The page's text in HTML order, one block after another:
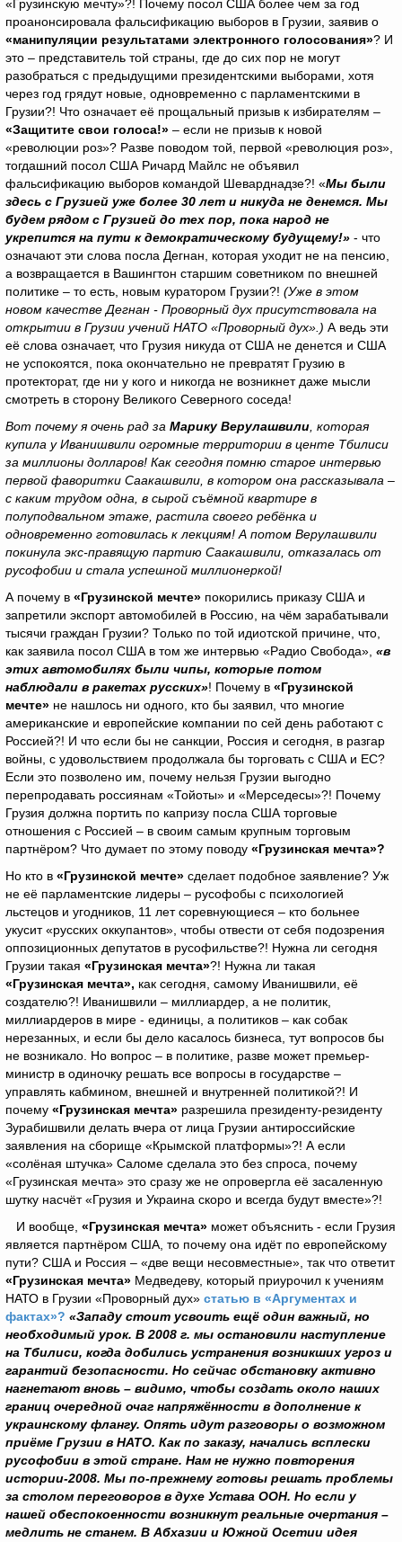
«Грузинскую мечту»?! Почему посол США более чем за год
проанонсировала фальсификацию выборов в Грузии, заявив о
«манипуляции результатами электронного голосования»? И
это – представитель той страны, где до сих пор не могут
разобраться с предыдущими президентскими выборами, хотя
через год грядут новые, одновременно с парламентскими в
Грузии?! Что означает её прощальный призыв к избирателям –
«Защитите свои голоса!» – если не призыв к новой
«революции роз»? Разве поводом той, первой «революция роз»,
тогдашний посол США Ричард Майлс не объявил
фальсификацию выборов командой Шеварднадзе?! «Мы были
здесь с Грузией уже более 30 лет и никуда не денемся. Мы
будем рядом с Грузией до тех пор, пока народ не
укрепится на пути к демократическому будущему!» - что
означают эти слова посла Дегнан, которая уходит не на пенсию,
а возвращается в Вашингтон старшим советником по внешней
политике – то есть, новым куратором Грузии?! (Уже в этом
новом качестве Дегнан - Проворный дух присутствовала на
открытии в Грузии учений НАТО «Проворный дух».) А ведь эти
её слова означает, что Грузия никуда от США не денется и США
не успокоятся, пока окончательно не превратят Грузию в
протекторат, где ни у кого и никогда не возникнет даже мысли
смотреть в сторону Великого Северного соседа!
Вот почему я очень рад за Марику Верулашвили , которая
купила у Иванишвили огромные территории в центе Тбилиси
за миллионы долларов! Как сегодня помню старое интервью
первой фаворитки Саакашвили, в котором она рассказывала –
с каким трудом одна, в сырой съёмной квартире в
полуподвальном этаже, растила своего ребёнка и
одновременно готовилась к лекциям! А потом Верулашвили
покинула экс-правящую партию Саакашвили, отказалась от
русофобии и стала успешной миллионеркой!
А почему в «Грузинской мечте» покорились приказу США и
запретили экспорт автомобилей в Россию, на чём зарабатывали
тысячи граждан Грузии? Только по той идиотской причине, что,
как заявила посол США в том же интервью «Радио Свобода», «в
этих автомобилях были чипы, которые потом
наблюдали в ракетах русских»! Почему в «Грузинской
мечте» не нашлось ни одного, кто бы заявил, что многие
американские и европейские компании по сей день работают с
Россией?! И что если бы не санкции, Россия и сегодня, в разгар
войны, с удовольствием продолжала бы торговать с США и ЕС?
Если это позволено им, почему нельзя Грузии выгодно
перепродавать россиянам «Тойоты» и «Мерседесы»?! Почему
Грузия должна портить по капризу посла США торговые
отношения с Россией – в своим самым крупным торговым
партнёром? Что думает по этому поводу «Грузинская мечта»?
Но кто в «Грузинской мечте» сделает подобное заявление? Уж
не её парламентские лидеры – русофобы с психологией
льстецов и угодников, 11 лет соревнующиеся – кто больнее
укусит «русских оккупантов», чтобы отвести от себя подозрения
оппозиционных депутатов в русофильстве?! Нужна ли сегодня
Грузии такая «Грузинская мечта»?! Нужна ли такая
«Грузинская мечта», как сегодня, самому Иванишвили, её
создателю?! Иванишвили – миллиардер, а не политик,
миллиардеров в мире - единицы, а политиков – как собак
нерезанных, и если бы дело касалось бизнеса, тут вопросов бы
не возникало. Но вопрос – в политике, разве может премьер-
министр в одиночку решать все вопросы в государстве –
управлять кабмином, внешней и внутренней политикой?! И
почему «Грузинская мечта» разрешила президенту-резиденту
Зурабишвили делать вчера от лица Грузии антироссийские
заявления на сборище «Крымской платформы»?! А если
«солёная штучка» Саломе сделала это без спроса, почему
«Грузинская мечта» это сразу же не опровергла её засаленную
шутку насчёт «Грузия и Украина скоро и всегда будут вместе»?!
И вообще, «Грузинская мечта» может объяснить - если Грузия
является партнёром США, то почему она идёт по европейскому
пути? США и Россия – «две вещи несовместные», так что ответит
«Грузинская мечта» Медведеву, который приурочил к учениям
НАТО в Грузии «Проворный дух» статью в «Аргументах и
фактах»? «Западу стоит усвоить ещё один важный, но
необходимый урок. В 2008 г. мы остановили наступление
на Тбилиси, когда добились устранения возникших угроз и
гарантий безопасности. Но сейчас обстановку активно
нагнетают вновь – видимо, чтобы создать около наших
границ очередной очаг напряжённости в дополнение к
украинскому флангу. Опять идут разговоры о возможном
приёме Грузии в НАТО. Как по заказу, начались всплески
русофобии в этой стране. Нам не нужно повторения
истории-2008. Мы по-прежнему готовы решать проблемы
за столом переговоров в духе Устава ООН. Но если у
нашей обеспокоенности возникнут реальные очертания –
медлить не станем. В Абхазии и Южной Осетии идея